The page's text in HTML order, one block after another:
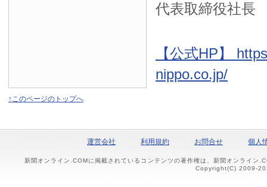
代表取締役社
【公式HP】
nippo.co.jp/
↑このページのトップへ
運営会社 利用規約 お問合せ 個人
新聞オンライン.COMに掲載されているコンテンツの著作権は、新聞オンライン
Copyright(C) 2009-